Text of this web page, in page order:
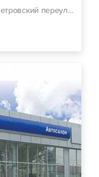
г. Мариуполь, Днепропетровский переулок, 19/2